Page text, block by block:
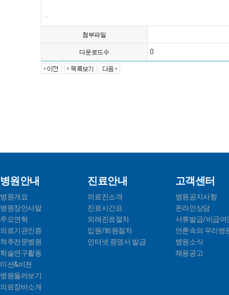
.
첨부파일
다운로드수 0
병원안내
병원개요
병원장인사말
주요연혁
의료기관인증
척추전문병원
학술연구활동
미션&비젼
병원둘러보기
의료장비소개
진료안내
의료진소개
진료시간표
외래진료절차
입원/퇴원절차
인터넷 증명서 발급
고객센터
병원공지사항
온라인상담
서류발급/비급여
언론속의 우리병
병원소식
채용공고